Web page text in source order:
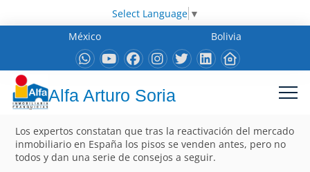
Select Language ▼
México
Bolivia
Alfa Arturo Soria
Los expertos constatan que tras la reactivación del mercado
inmobiliario en España los pisos se venden antes, pero no
todos y dan una serie de consejos a seguir.